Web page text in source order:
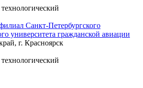
Санкт-Петербургского
университета гражданской авиации
г. Красноярск